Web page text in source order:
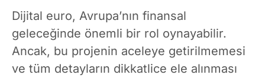
Dijital euro, Avrupa’nın finansal
geleceğinde önemli bir rol oynayabilir.
Ancak, bu projenin aceleye getirilmemesi
ve tüm detayların dikkatlice ele alınması